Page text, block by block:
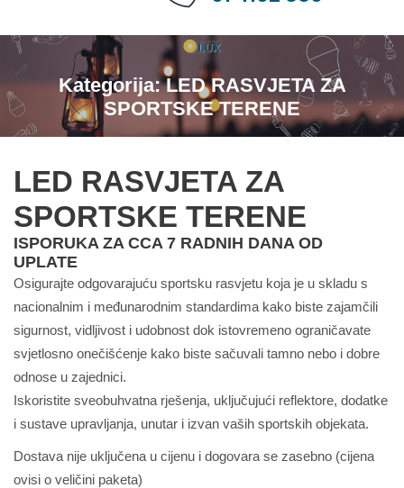
Kategorija:LED RASVJETA ZA
SPORTSKE TERENE
LED RASVJETA ZA
SPORTSKE TERENE
ISPORUKA ZA CCA 7 RADNIH DANA OD
UPLATE
Osigurajte odgovarajuću sportsku rasvjetu koja je u skladu s
nacionalnim i međunarodnim standardima kako biste zajamčili
sigurnost, vidljivost i udobnost dok istovremeno ograničavate
svjetlosno onečišćenje kako biste sačuvali tamno nebo i dobre
odnose u zajednici.
Iskoristite sveobuhvatna rješenja, uključujući reflektore, dodatke
i sustave upravljanja, unutar i izvan vaših sportskih objekata.
Dostava nije uključena u cijenu i dogovara se zasebno (cijena
ovisi o veličini paketa)